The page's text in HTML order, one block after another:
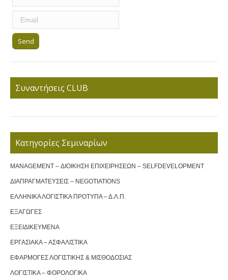
Συναντήσεις CLUB
Κατηγορίες Σεμιναρίων
MANAGEMENT – ΔΙΟΙΚΗΣΗ ΕΠΙΧΕΙΡΗΣΕΩΝ – SELFDEVELOPMENT
ΔΙΑΠΡΑΓΜΑΤΕΥΣΕΙΣ – NEGOTIATIONS
ΕΛΛΗΝΙΚΑ ΛΟΓΙΣΤΙΚΑ ΠΡΟΤΥΠΑ – Δ.Λ.Π.
ΕΞΑΓΩΓΕΣ
ΕΞΕΙΔΙΚΕΥΜΕΝΑ
ΕΡΓΑΣΙΑΚΑ – ΑΣΦΑΛΙΣΤΙΚΑ
ΕΦΑΡΜΟΓΕΣ ΛΟΓΙΣΤΙΚΗΣ & ΜΙΣΘΟΔΟΣΙΑΣ
ΛΟΓΙΣΤΙΚΑ – ΦΟΡΟΛΟΓΙΚΑ